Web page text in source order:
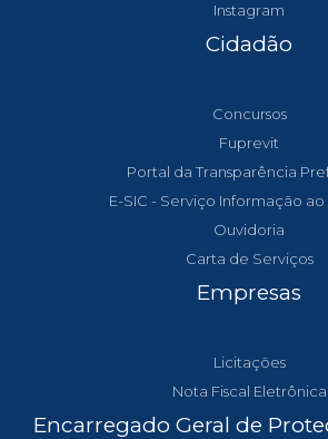
Instagram
Cidadão
Concursos
Fuprevit
Portal da Transparência
E-SIC - Serviço Informação
Ouvidoria
Carta de Serviços
Empresas
Licitações
Nota Fiscal Eletrônica
Encarregado Geral de